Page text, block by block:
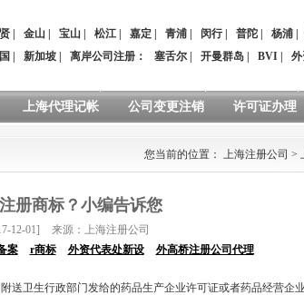
金山 宝山 松江 嘉定 青浦 闵行| 普陀 杨浦
新加坡 离岸公司注册 ： 塞舌尔 开曼群岛 BVI
上海代理记帐 公司变更注销 许可证办理
您当前的位置： 上海注册公司 >
册商标？小编告诉您
12-01]
来源：上海注册公司
案 r商标 外资代表处新设 外高桥注册公司代理
送卫生行政部门发给的药品生产企业许可证或者药品经营企